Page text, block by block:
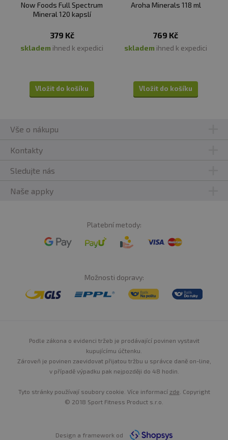
Now Foods Full Spectrum
Mineral 120 kapslí
379 Kč
skladem ihned k expedici
Vložit do košíku
Aroha Minerals 118 ml
769 Kč
skladem ihned k expedici
Vložit do košíku
Vše o nákupu
Kontakty
Sledujte nás
Naše appky
Platební metody:
Možnosti dopravy:
Podle zákona o evidenci tržeb je prodávající povinen vystavit
kupujícímu účtenku.
Zároveň je povinen zaevidovat přijatou tržbu u správce daně on-line,
v případě výpadku pak nejpozději do 48 hodin.
Tyto stránky používají soubory cookie. Více informací zde . Copyright
© 2018 Sport Fitness Product s.r.o.
Design a framework od